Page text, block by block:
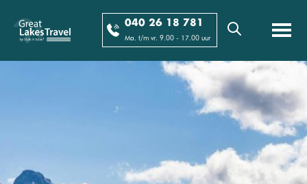
040 26 18 781
Ma. t/m vr. 9.00 - 17.00 uur